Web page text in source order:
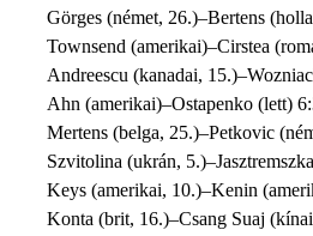
Görges (német, 26.)–Bertens
Townsend (amerikai)–Cirstea
Andreescu (kanadai,
Ahn (amerikai)–Ostapenko (lett)
Mertens (belga, 25.)–Petkovic
Szvitolina (ukrán,
Keys (amerikai, 10.)–Kenin
Konta (brit, 16.)–Csang Suaj